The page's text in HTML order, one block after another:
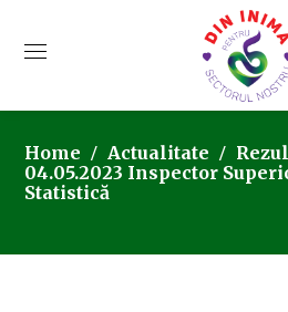
Home Actualitate
04.05.2023 Inspector
Statistică